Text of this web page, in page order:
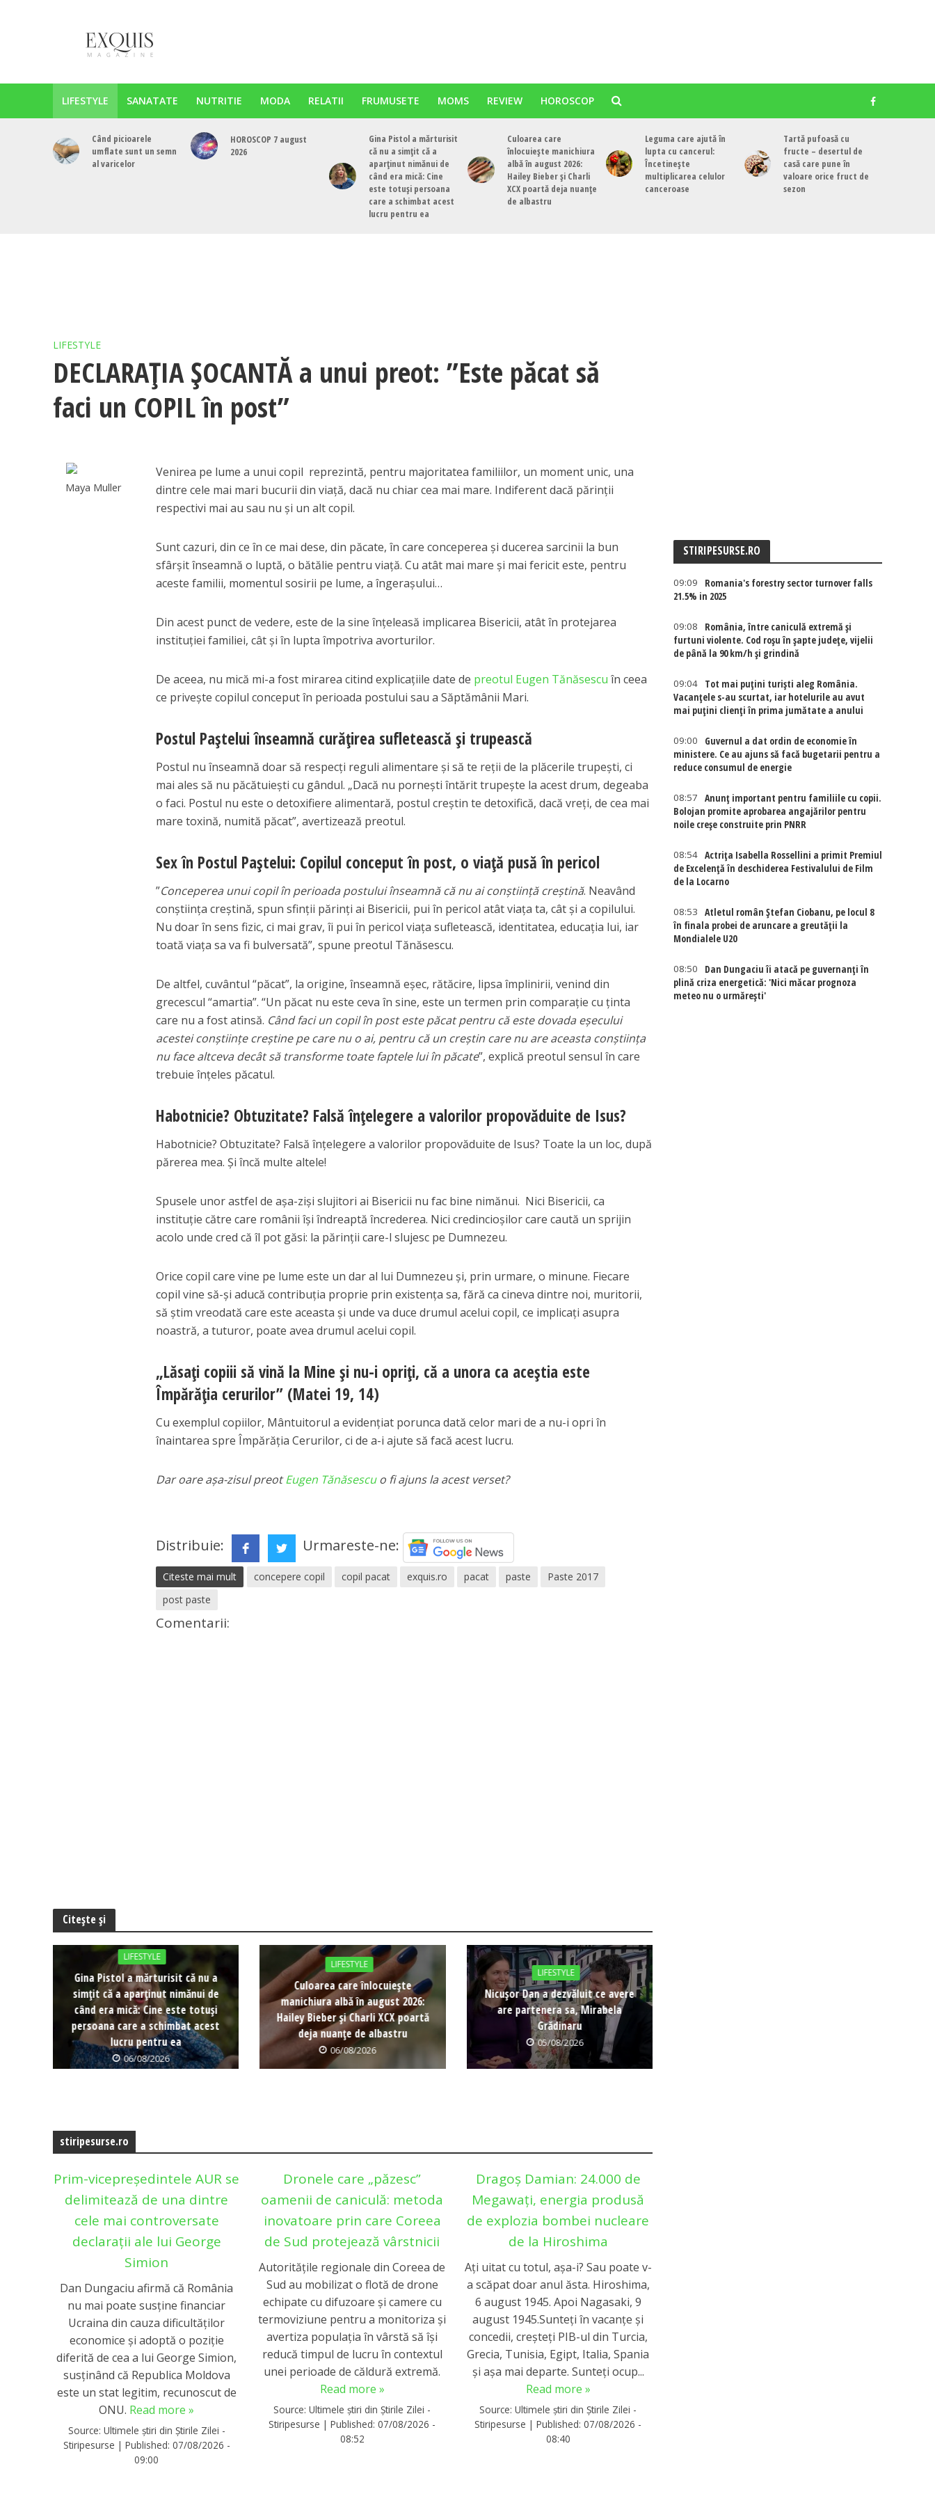
LIFESTYLE SANATATE NUTRITIE MODA RELATII FRUMUSETE MOMS REVIEW HOROSCOP
Când picioarele
umflate sunt un semn
al varicelor
HOROSCOP 7 august
2026
Gina Pistol a mărturisit
că nu a simțit că a
aparținut nimănui de
când era mică: Cine
este totuși persoana
care a schimbat acest
lucru pentru ea
Culoarea care
înlocuiește manichiura
albă în august 2026:
Hailey Bieber și Charli
XCX poartă deja nuanțe
de albastru
Leguma care ajută în
lupta cu cancerul:
Încetinește
multiplicarea celulor
canceroase
Tartă pufoasă cu
fructe – desertul de
casă care pune în
valoare orice fruct de
sezon
LIFESTYLE
DECLARAȚIA ȘOCANTĂ a unui preot: ”Este păcat să
faci un COPIL în post”
Maya Muller
Venirea pe lume a unui copil reprezintă, pentru majoritatea familiilor, un moment unic, una
dintre cele mai mari bucurii din viață, dacă nu chiar cea mai mare. Indiferent dacă părinții
respectivi mai au sau nu și un alt copil.
Sunt cazuri, din ce în ce mai dese, din păcate, în care conceperea și ducerea sarcinii la bun
sfârșit înseamnă o luptă, o bătălie pentru viață. Cu atât mai mare și mai fericit este, pentru
aceste familii, momentul sosirii pe lume, a îngerașului…
Din acest punct de vedere, este de la sine înțeleasă implicarea Bisericii, atât în protejarea
instituției familiei, cât și în lupta împotriva avorturilor.
De aceea, nu mică mi-a fost mirarea citind explicațiile date de preotul Eugen Tănăsescu în ceea
ce privește copilul conceput în perioada postului sau a Săptămânii Mari.
Postul Paştelui înseamnă curăţirea sufletească şi trupească
Postul nu înseamnă doar să respecţi reguli alimentare şi să te reţii de la plăcerile trupeşti, ci
mai ales să nu păcătuieşti cu gândul. „Dacă nu porneşti întărit trupeşte la acest drum, degeaba
o faci. Postul nu este o detoxifiere alimentară, postul creştin te detoxifică, dacă vreţi, de cea mai
mare toxină, numită păcat”, avertizează preotul.
Sex în Postul Paştelui: Copilul conceput în post, o viaţă pusă în pericol
”Conceperea unui copil în perioada postului înseamnă că nu ai conştiinţă creştină. Neavând
conştiinţa creştină, spun sfinţii părinţi ai Bisericii, pui în pericol atât viaţa ta, cât şi a copilului.
Nu doar în sens fizic, ci mai grav, îi pui în pericol viaţa sufletească, identitatea, educaţia lui, iar
toată viaţa sa va fi bulversată”, spune preotul Tănăsescu.
De altfel, cuvântul “păcat”, la origine, înseamnă eşec, rătăcire, lipsa împlinirii, venind din
grecescul “amartia”. “Un păcat nu este ceva în sine, este un termen prin comparaţie cu ţinta
care nu a fost atinsă. Când faci un copil în post este păcat pentru că este dovada eşecului
acestei conştiinţe creştine pe care nu o ai, pentru că un creştin care nu are aceasta conştiinţa
nu face altceva decât să transforme toate faptele lui în păcate”, explică preotul sensul în care
trebuie înţeles păcatul.
Habotnicie? Obtuzitate? Falsă înțelegere a valorilor propovăduite de Isus?
Habotnicie? Obtuzitate? Falsă înțelegere a valorilor propovăduite de Isus? Toate la un loc, după
părerea mea. Și încă multe altele!
Spusele unor astfel de așa-ziși slujitori ai Bisericii nu fac bine nimănui. Nici Bisericii, ca
instituție către care românii își îndreaptă încrederea. Nici credincioșilor care caută un sprijin
acolo unde cred că îl pot găsi: la părinții care-l slujesc pe Dumnezeu.
Orice copil care vine pe lume este un dar al lui Dumnezeu și, prin urmare, o minune. Fiecare
copil vine să-și aducă contribuția proprie prin existența sa, fără ca cineva dintre noi, muritorii,
să știm vreodată care este aceasta și unde va duce drumul acelui copil, ce implicați asupra
noastră, a tuturor, poate avea drumul acelui copil.
„Lăsați copiii să vină la Mine și nu-i opriți, că a unora ca aceștia este
Împărăția cerurilor” (Matei 19, 14)
Cu exemplul copiilor, Mântuitorul a evidențiat porunca dată celor mari de a nu-i opri în
înaintarea spre Împărăția Cerurilor, ci de a-i ajute să facă acest lucru.
Dar oare așa-zisul preotEugen Tănăsescuo fi ajuns la acest verset?
Distribuie: Urmareste-ne:
Citeste mai mult concepere copil copil pacat exquis.ro pacat paste
Paste 2017
post paste
Comentarii:
Citește și
LIFESTYLE
Gina Pistol a mărturisit că nu a
simțit că a aparținut nimănui de
când era mică: Cine este totuși
persoana care a schimbat acest
lucru pentru ea
06/08/2026
LIFESTYLE
Culoarea care înlocuiește
manichiura albă în august 2026:
Hailey Bieber și Charli XCX poartă
deja nuanțe de albastru
06/08/2026
LIFESTYLE
Nicușor Dan a dezvăluit ce avere
are partenera sa, Mirabela
Grădinaru
05/08/2026
stiripesurse.ro
Prim-vicepreședintele AUR se
delimitează de una dintre
cele mai controversate
declarații ale lui George
Simion
Dan Dungaciu afirmă că România
nu mai poate susține financiar
Ucraina din cauza dificultăților
economice și adoptă o poziție
diferită de cea a lui George Simion,
susținând că Republica Moldova
este un stat legitim, recunoscut de
ONU. Read more »
Source: Ultimele știri din Știrile Zilei -
Stiripesurse | Published: 07/08/2026 -
09:00
Dronele care „păzesc”
oamenii de caniculă: metoda
inovatoare prin care Coreea
de Sud protejează vârstnicii
Autoritățile regionale din Coreea de
Sud au mobilizat o flotă de drone
echipate cu difuzoare și camere cu
termoviziune pentru a monitoriza și
avertiza populația în vârstă să își
reducă timpul de lucru în contextul
unei perioade de căldură extremă.
Read more »
Source:Ultimele știri din Știrile Zilei -
Stiripesurse |Published:07/08/2026 -
08:52
Dragoș Damian: 24.000 de
Megawați, energia produsă
de explozia bombei nucleare
de la Hiroshima
Ați uitat cu totul, așa-i? Sau poate v-
a scăpat doar anul ăsta. Hiroshima,
6 august 1945. Apoi Nagasaki, 9
august 1945.Sunteți în vacanțe și
concedii, creșteți PIB-ul din Turcia,
Grecia, Tunisia, Egipt, Italia, Spania
și așa mai departe. Sunteți ocup...
Read more »
Source:Ultimele știri din Știrile Zilei -
Stiripesurse |Published:07/08/2026 -
08:40
STIRIPESURSE.RO
09:09
Romania's forestry sector turnover falls
21.5% in 2025
09:08
România, între caniculă extremă și
furtuni violente. Cod roșu în șapte județe, vijelii
de până la 90 km/h și grindină
09:04
Tot mai puțini turiști aleg România.
Vacanțele s-au scurtat, iar hotelurile au avut
mai puțini clienți în prima jumătate a anului
09:00
Guvernul a dat ordin de economie în
ministere. Ce au ajuns să facă bugetarii pentru a
reduce consumul de energie
08:57
Anunț important pentru familiile cu copii.
Bolojan promite aprobarea angajărilor pentru
noile creșe construite prin PNRR
08:54 Actriţa Isabella Rossellini a primit Premiul
de Excelenţă în deschiderea Festivalului de Film
de la Locarno
08:53
Atletul român Ștefan Ciobanu, pe locul 8
în finala probei de aruncare a greutății la
Mondialele U20
08:50
Dan Dungaciu îi atacă pe guvernanți în
plină criza energetică: 'Nici măcar prognoza
meteo nu o urmărești'